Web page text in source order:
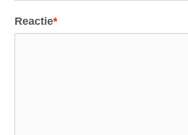
Reactie*